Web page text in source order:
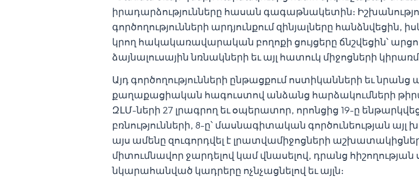
իրադարձությունները հասան գագաթնակետին։
գործողությունների արդյունքում զինյալները հանձնվեցին,
կրող հակակառավարական բողոքի ցույցերը ճնշվեցին՝
ձայնալուսային նռնակների եւ այլ հատուկ միջոցների
Այդ գործողությունների ընթացքում ոստիկանների եւ նրանց
քաղաքացիական հագուստով անձանց հարձակումների
ԶԼՄ-ների 27 լրագրող եւ օպերատոր, որոնցից 19-ը
բռնությունների, 8-ը՝ մասնագիտական գործունեության այլ
այս ամենը զուգորդվել է լրատվամիջոցների
միտումնավոր ջարդելով կամ վնասելով, դրանց
նկարահանված կադրերը ոչնչացնելով եւ այլն։